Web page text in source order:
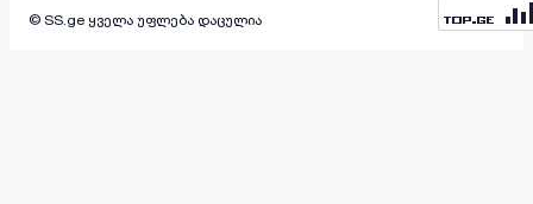
© SS.ge ყველა უფლება დაცულია